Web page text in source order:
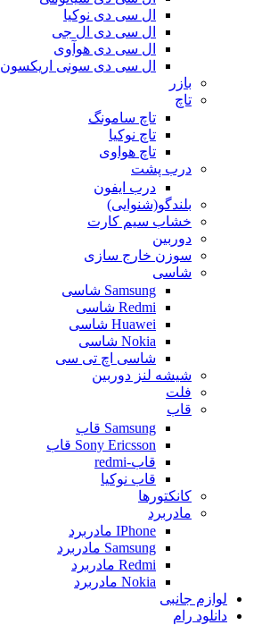
ال سی دی نوکیا
ال سی دی ال جی
ال سی دی هوآوی
ال سی دی سونی اریکسون
بازر
تاچ
تاچ سامونگ
تاچ نوکیا
تاچ هواوی
درب پشت
درب ایفون
بلندگو(شنوایی)
خشاب سیم کارت
دوربین
سوزن خارج سازی
شاسی
Samsung شاسی
Redmi شاسی
Huawei شاسی
Nokia شاسی
شاسی اچ تی سی
شیشه لنز دوربین
فلت
قاب
Samsung قاب
Sony Ericsson قاب
قاب-redmi
قاب نوکیا
کانکتورها
مادربرد
IPhone مادربرد
Samsung مادربرد
Redmi مادربرد
Nokia مادربرد
لوازم جانبی
دانلود رام